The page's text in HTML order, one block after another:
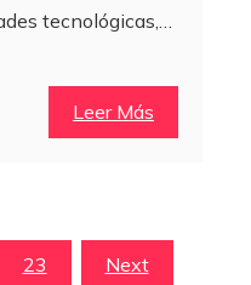
tecnológicas,…
Leer Más
23 Next